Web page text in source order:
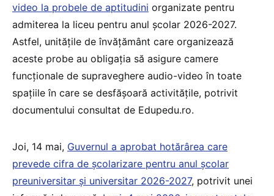
video la probele de aptitudini organizate pentru
admiterea la liceu pentru anul școlar 2026-2027.
Astfel, unitățile de învățământ care organizează
aceste probe au obligația să asigure camere
funcționale de supraveghere audio-video în toate
spațiile în care se desfășoară activitățile, potrivit
documentului consultat de Edupedu.ro.
Joi, 14 mai, Guvernul a aprobat hotărârea care
prevede cifra de școlarizare pentru anul școlar
preuniversitar și universitar 2026-2027, potrivit unei